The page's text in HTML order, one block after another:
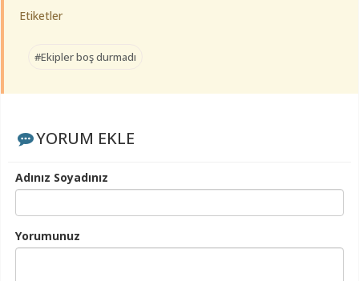
Etiketler
#Ekipler boş durmadı
YORUM EKLE
Adınız Soyadınız
Yorumunuz